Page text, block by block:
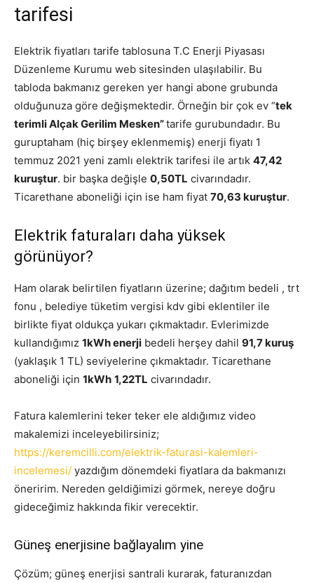
tarifesi
Elektrik fiyatları tarife tablosuna T.C Enerji Piyasası
Düzenleme Kurumu web sitesinden ulaşılabilir. Bu
tabloda bakmanız gereken yer hangi abone grubunda
olduğunuza göre değişmektedir. Örneğin bir çok ev “tek
terimli Alçak Gerilim Mesken”tarife gurubundadır. Bu
guruptaham (hiç birşey eklenmemiş) enerji fiyatı 1
temmuz 2021 yeni zamlı elektrik tarifesi ile artık 47,42
kuruştur. bir başka değişle 0,50TL civarındadır.
Ticarethane aboneliği için ise ham fiyat 70,63 kuruştur.
Elektrik faturaları daha yüksek
görünüyor?
Ham olarak belirtilen fiyatların üzerine; dağıtım bedeli , trt
fonu , belediye tüketim vergisi kdv gibi eklentiler ile
birlikte fiyat oldukça yukarı çıkmaktadır. Evlerimizde
kullandığımız 1kWh enerji bedeli herşey dahil 91,7 kuruş
(yaklaşık 1 TL) seviyelerine çıkmaktadır. Ticarethane
aboneliği için 1kWh 1,22TL civarındadır.
Fatura kalemlerini teker teker ele aldığımız video
makalemizi inceleyebilirsiniz;
https://keremcilli.com/elektrik-faturasi-kalemleri-
incelemesi/ yazdığım dönemdeki fiyatlara da bakmanızı
öneririm. Nereden geldiğimizi görmek, nereye doğru
gideceğimiz hakkında fikir verecektir.
Güneş enerjisine bağlayalım yine
Çözüm; güneş enerjisi santrali kurarak, faturanızdan